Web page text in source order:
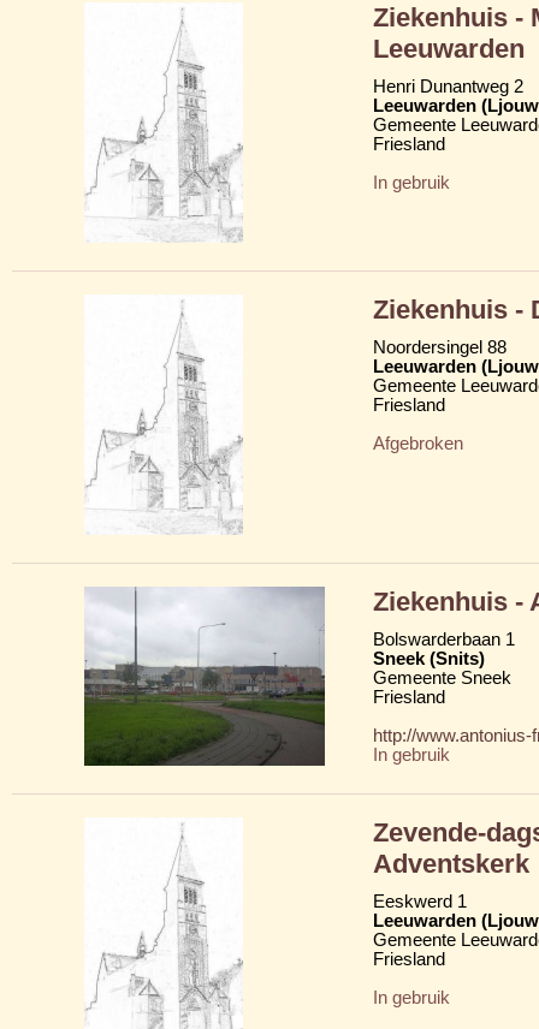
Ziekenhuis -
Leeuwarden
Henri Dunantweg 2
Leeuwarden
Gemeente
Friesland
In gebruik
Ziekenhuis -
Noordersingel 88
Leeuwarden
Gemeente
Friesland
Afgebroken
Ziekenhuis -
Bolswarderbaan 1
Sneek (Snits)
Gemeente Sneek
Friesland
http://www.antonius-
In gebruik
Zevende-
Adventskerk
Eeskwerd 1
Leeuwarden
Gemeente
Friesland
In gebruik